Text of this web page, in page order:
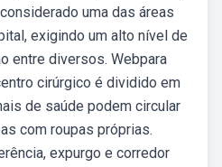
uma das áreas
exigindo um alto nível de
entre diversos. Webpara
cirúrgico é dividido em
de saúde podem circular
com roupas próprias.
expurgo e corredor